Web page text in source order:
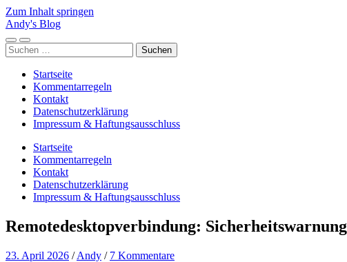
Zum Inhalt springen
Andy's Blog
Mobile-
Menü
Suchfeld
ein-/ausblenden
Suchen
nach:
Startseite
Kommentarregeln
Kontakt
Datenschutzerklärung
Impressum & Haftungsausschluss
Startseite
Kommentarregeln
Kontakt
Datenschutzerklärung
Impressum & Haftungsausschluss
Remotedesktopverbindung:
23. April 2026 /Andy / 7 Kommentare